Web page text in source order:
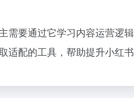
需要通过它学习内容运营逻
配的工具，帮助提升小红